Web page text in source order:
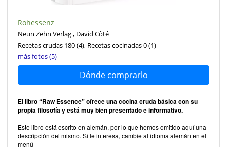
Rohessenz
Neun Zehn Verlag , David Côté
Recetas crudas 180(4), Recetas cocinadas 0(1)
más fotos (5)
Dónde comprarlo
El libro “Raw Essence” ofrece una cocina cruda básica con su
propia filosofía y está muy bien presentado e informativo.
Este libro está escrito en alemán, por lo que hemos omitido aquí una
descripción del mismo. Si le interesa, cambie al idioma alemán en el
menú